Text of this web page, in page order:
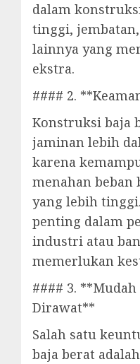
dalam
tinggi,
lainnya yang
ekstra.
#### 2.
Konstruksi baja
jaminan lebih
karena
menahan beban
yang lebih
penting dalam
industri atau
memerlukan
#### 3.
Dirawat**
Salah satu
baja berat